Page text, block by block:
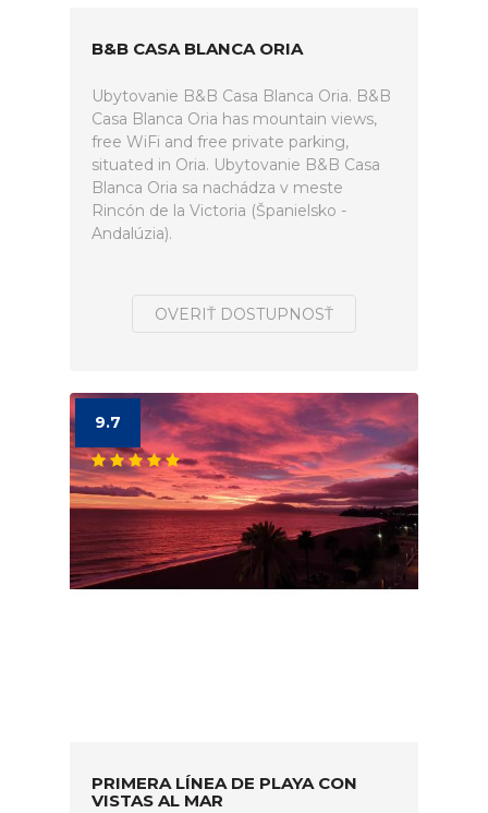
B&B CASA BLANCA ORIA
Ubytovanie B&B Casa Blanca Oria. B&B
Casa Blanca Oria has mountain views,
free WiFi and free private parking,
situated in Oria. Ubytovanie B&B Casa
Blanca Oria sa nachádza v meste
Rincón de la Victoria (Španielsko -
Andalúzia).
OVERIŤ DOSTUPNOSŤ
9.7
PRIMERA LÍNEA DE PLAYA CON
VISTAS AL MAR